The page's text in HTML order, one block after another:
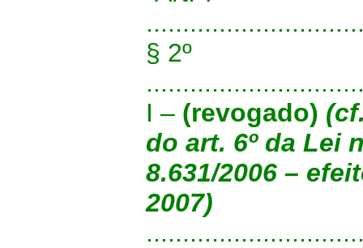
§ 2º
I – (revogado)
do art. 6º da Lei
8.631/2006 –
2007)